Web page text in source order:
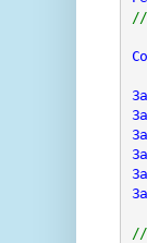
//
//